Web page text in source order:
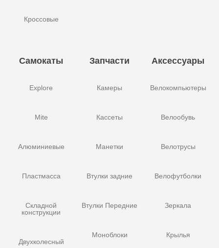
Кроссовые
Самокаты
Explore
Mite
Алюминиевые
Пластмасса
Складной
конструкции
Двухколесный
Запчасти
Камеры
Кассеты
Манетки
Втулки задние
Втулки Передние
Моноблоки
Аксессуары
Велокомпьютеры
Велообувь
Велотрусы
Велофутболки
Зеркала
Крылья